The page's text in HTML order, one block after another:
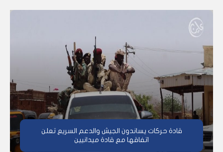
قادة حركات يساندون الجيش والدعم السريع تعلن
اتفاقها مع قادة ميدانيين